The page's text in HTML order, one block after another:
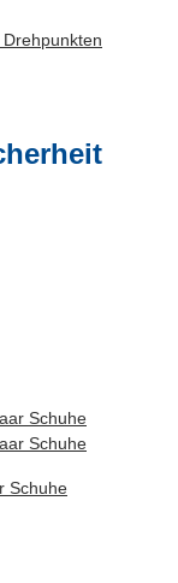
Schuhe